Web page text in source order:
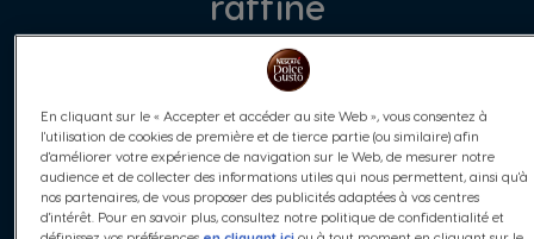
Conçu pour ceux qui apprécient toutes les subtilités d’un
espresso d’exception. Savourez les riches notes fruitées de
d’une acidité vibrante. Dégustez chaque gorgée de cette
tasse sophistiquée en préparant vos pods espresso en
quelques secondes.
En cliquant sur le « Accepter et accéder au site Web », vous consentez à
l'utilisation de cookies de première et de tierce partie (ou similaire) afin
d'améliorer votre expérience de navigation sur le Web, de mesurer notre
audience et de collecter des informations utiles qui nous permettent, ainsi qu'à
nos partenaires, de vous proposer des publicités adaptées à vos centres
d'intérêt. Pour en savoir plus, consultez notre politique de confidentialité et